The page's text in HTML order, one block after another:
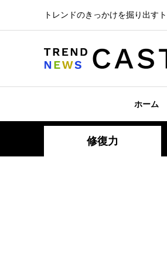
トレンドのきっかけを掘り出す
ホーム
修復力